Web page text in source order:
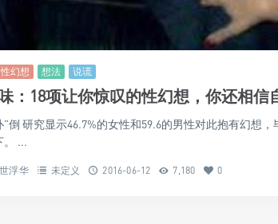
性幻想 想法 说谎
：18项让你惊叹的性幻想，你还相信
”倒 研究显示46.7%的女性和59.6的男性对此抱有幻想
。 ...
浮华 未定义 2016-06-12 7,180 0